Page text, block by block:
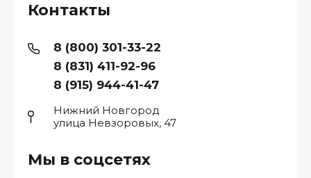
Контакты
8 (800) 301-33-22
8 (831) 411-92-96
8 (915) 944-41-47
Нижний Новгород
улица Невзоровых, 47
Мы в соцсетях